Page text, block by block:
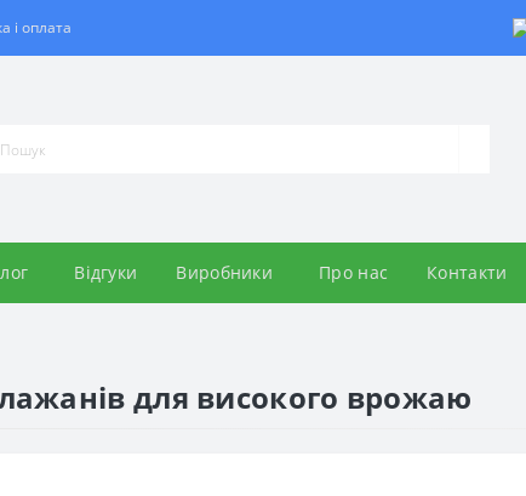
і оплата
Відгуки Виробники Про нас Контакти
для високого врожаю